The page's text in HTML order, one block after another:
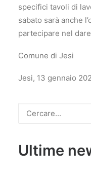
specifici tavoli di
sabato sarà anche
partecipare nel
Comune di Jesi
Jesi, 13 gennaio
Ultime